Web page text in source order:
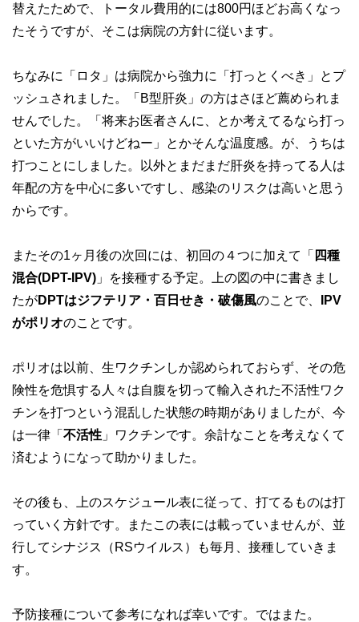
替えたためで、トータル費用的には800円ほどお高くなっ
たそうですが、そこは病院の方針に従います。
ちなみに「ロタ」は病院から強力に「打っとくべき」とプ
ッシュされました。「B型肝炎」の方はさほど薦められま
せんでした。「将来お医者さんに、とか考えてるなら打っ
といた方がいいけどねー」とかそんな温度感。が、うちは
打つことにしました。以外とまだまだ肝炎を持ってる人は
年配の方を中心に多いですし、感染のリスクは高いと思う
からです。
またその1ヶ月後の次回には、初回の４つに加えて「 四種
混合(DPT-IPV) 」を接種する予定。上の図の中に書きまし
たがDPTはジフテリア・百日せき・破傷風のことで、
IPV
がポリオのことです。
ポリオは以前、生ワクチンしか認められておらず、その危
険性を危惧する人々は自腹を切って輸入された不活性ワク
チンを打つという混乱した状態の時期がありましたが、今
は一律「 不活性 」ワクチンです。余計なことを考えなくて
済むようになって助かりました。
その後も、上のスケジュール表に従って、打てるものは打
っていく方針です。またこの表には載っていませんが、並
行してシナジス（RSウイルス）も毎月、接種していきま
す。
予防接種について参考になれば幸いです。ではまた。